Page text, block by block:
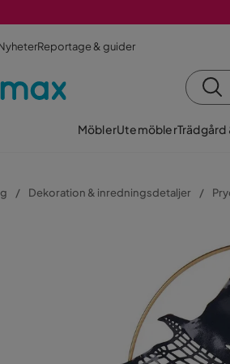
Reportage & guider
MöblerUtemöblerTrädgård
Dekoration & inredningsdetaljer